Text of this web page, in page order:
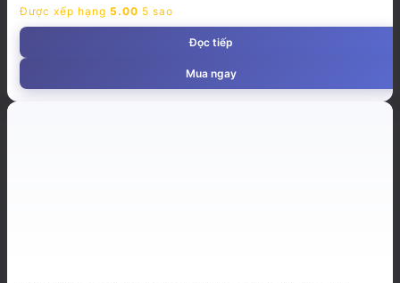
Được xếp hạng 5.00 5 sao
Đọc tiếp
Mua ngay